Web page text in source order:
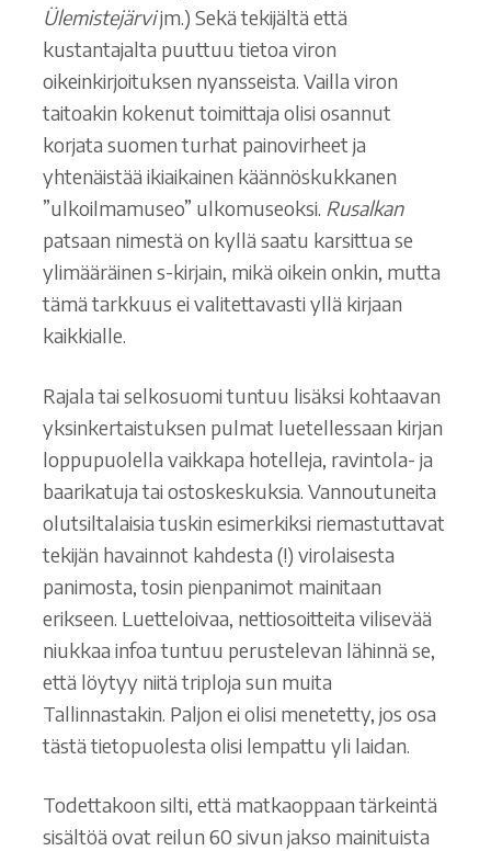
Ülemistejärvijm.) Sekä tekijältä että
kustantajalta puuttuu tietoa viron
oikeinkirjoituksen nyansseista. Vailla viron
taitoakin kokenut toimittaja olisi osannut
korjata suomen turhat painovirheet ja
yhtenäistää ikiaikainen käännöskukkanen
”ulkoilmamuseo” ulkomuseoksi. Rusalkan
patsaan nimestä on kyllä saatu karsittua se
ylimääräinen s-kirjain, mikä oikein onkin, mutta
tämä tarkkuus ei valitettavasti yllä kirjaan
kaikkialle.
Rajala tai selkosuomi tuntuu lisäksi kohtaavan
yksinkertaistuksen pulmat luetellessaan kirjan
loppupuolella vaikkapa hotelleja, ravintola- ja
baarikatuja tai ostoskeskuksia. Vannoutuneita
olutsiltalaisia tuskin esimerkiksi riemastuttavat
tekijän havainnot kahdesta (!) virolaisesta
panimosta, tosin pienpanimot mainitaan
erikseen. Luetteloivaa, nettiosoitteita vilisevää
niukkaa infoa tuntuu perustelevan lähinnä se,
että löytyy niitä triploja sun muita
Tallinnastakin. Paljon ei olisi menetetty, jos osa
tästä tietopuolesta olisi lempattu yli laidan.
Todettakoon silti, että matkaoppaan tärkeintä
sisältöä ovat reilun 60 sivun jakso mainituista